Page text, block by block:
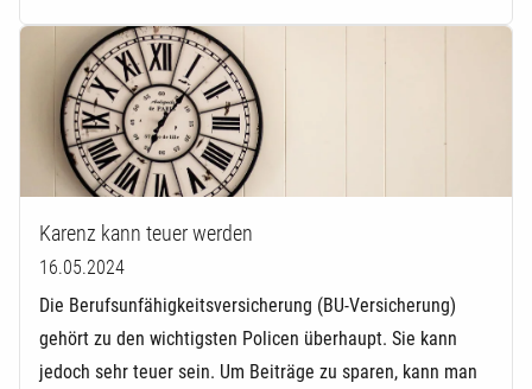
Karenz kann teuer werden
16.05.2024
Die Be­rufs­un­fä­hig­keits­ver­si­che­rung (BU-Versicherung)
gehört zu den wichtigsten Policen überhaupt. Sie kann
jedoch sehr teuer sein. Um Beiträge zu sparen, kann man